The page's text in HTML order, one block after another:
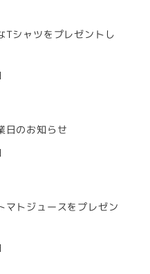
Tシャツをプレゼントし
日のお知らせ
マトジュースをプレゼン